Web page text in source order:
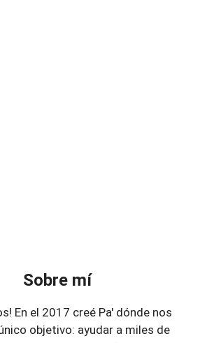
Sobre mí
En el 2017 creé Pa' dónde nos
objetivo: ayudar a miles de